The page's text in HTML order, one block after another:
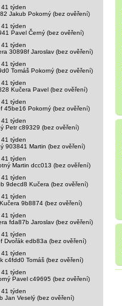
týden
Jakub Pokorný (bez ověření)
týden
Pavel Černý (bez ověření)
týden
30898f Jaroslav (bez ověření)
týden
Tomáš Pokorný (bez ověření)
týden
Kučera Pavel (bez ověření)
týden
45be16 Pokorný (bez ověření)
týden
Petr c89329 (bez ověření)
týden
903841 Martin (bez ověření)
týden
Martin dcc013 (bez ověření)
týden
9decd8 Kučera (bez ověření)
týden
9b8874 (bez ověření)
týden
fda87b Jaroslav (bez ověření)
týden
Dvořák edb83a (bez ověření)
týden
c4fdd0 Tomáš (bez ověření)
týden
Pavel c49695 (bez ověření)
týden
Jan Veselý (bez ověření)